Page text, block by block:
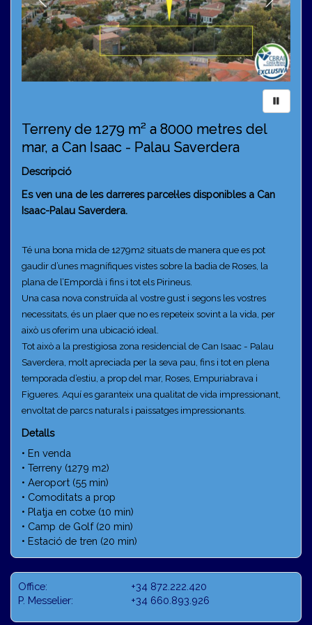
Terreny de 1279 m² a 8000 metres del
mar, a Can Isaac - Palau Saverdera
Descripció
Es ven una de les darreres parcel·les disponibles a Can
Isaac-Palau Saverdera.
Té una bona mida de 1279m2 situats de manera que es pot
gaudir d’unes magnífiques vistes sobre la badia de Roses, la
plana de l’Empordà i fins i tot els Pirineus.
Una casa nova construïda al vostre gust i segons les vostres
necessitats, és un plaer que no es repeteix sovint a la vida, per
això us oferim una ubicació ideal.
Tot això a la prestigiosa zona residencial de Can Isaac - Palau
Saverdera, molt apreciada per la seva pau, fins i tot en plena
temporada d’estiu, a prop del mar, Roses, Empuriabrava i
Figueres. Aquí es garanteix una qualitat de vida impressionant,
envoltat de parcs naturals i paissatges impressionants.
Detalls
• En venda
• Terreny (1279 m2)
• Aeroport (55 min)
• Comoditats a prop
• Platja en cotxe (10 min)
• Camp de Golf (20 min)
• Estació de tren (20 min)
Office:
+34 872.222.420
P. Messelier:
+34 660.893.926